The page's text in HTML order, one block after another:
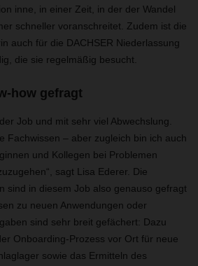
inne, in einer Zeit, in der der Wandel
schneller voranschreitet. Zudem ist die
auch für die DACHSER Niederlassung
die sie regelmäßig besucht.
how gefragt
Job und mit sehr viel Abwechslung.
Fachwissen – aber zugleich bin ich auch
und Kollegen bei Problemen
sagt Lisa Ederer. Die
sind in diesem Job also genauso gefragt
zu neuen Anwendungen oder
sind sehr breit gefächert: Dazu
Onboarding-Prozess vor Ort für neue
sowie das Ermitteln des